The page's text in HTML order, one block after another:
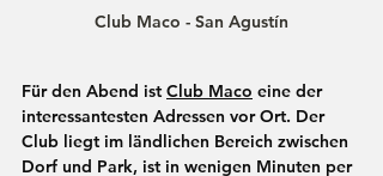
Club Maco - San Agustín
Für den Abend ist Club Maco eine der
interessantesten Adressen vor Ort. Der
Club liegt im ländlichen Bereich zwischen
Dorf und Park, ist in wenigen Minuten per